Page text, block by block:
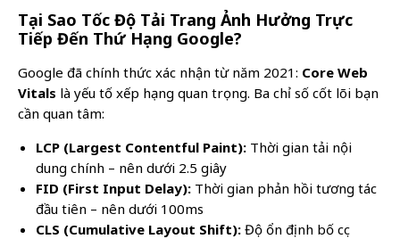
Tại Sao Tốc Độ Tải Trang Ảnh Hưởng Trực
Tiếp Đến Thứ Hạng Google?
Google đã chính thức xác nhận từ năm 2021: Core Web
Vitals là yếu tố xếp hạng quan trọng. Ba chỉ số cốt lõi bạn
cần quan tâm:
LCP (Largest Contentful Paint): Thời gian tải nội
dung chính – nên dưới 2.5 giây
FID (First Input Delay): Thời gian phản hồi tương tác
đầu tiên – nên dưới 100ms
CLS (Cumulative Layout Shift): Độ ổn định bố cục